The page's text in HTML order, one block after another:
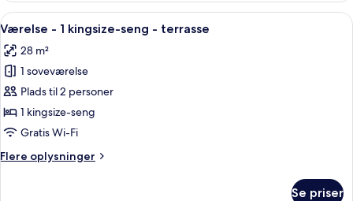
Floor)
4
personer
2
queensize-
senge
(High
Floor)
Indlæs
alle
billeder
af
Værelse
-
1
seng
Et hotelværelse med en stor seng,
11
Værelse - 1 kingsize-seng - terrasse
28 m²
1 soveværelse
Plads til 2 personer
1 kingsize-seng
Gratis Wi-Fi
Flere oplysninger
Flere
Se priser